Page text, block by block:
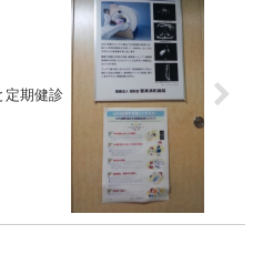
定期健診